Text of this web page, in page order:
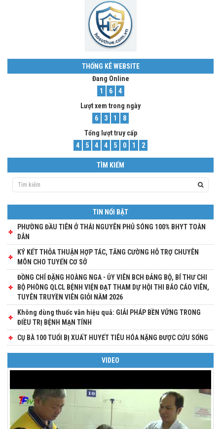
THỐNG KÊ WEBSITE
Đang Online
1
6
4
Lượt xem trong ngày
6
3 1
8
Tổng lượt truy cấp
4
5 4 4 5 0 1 2
TÌM KIẾM
TIN NỔI BẬT
PHƯỜNG ĐẦU TIÊN Ở THÁI NGUYÊN PHỦ SÓNG 100% BHYT TOÀN
DÂN
KÝ KẾT THỎA THUẬN HỢP TÁC, TĂNG CƯỜNG HỖ TRỢ CHUYÊN
MÔN CHO TUYẾN CƠ SỞ
ĐỒNG CHÍ ĐẶNG HOÀNG NGA - ỦY VIÊN BCH ĐẢNG BỘ, BÍ THƯ CHI
BỘ PHÒNG QLCL BỆNH VIỆN ĐẠT THAM DỰ HỘI THI BÁO CÁO VIÊN,
TUYÊN TRUYỀN VIÊN GIỎI NĂM 2026
Không dùng thuốc vẫn hiệu quả: GIẢI PHÁP BỀN VỮNG TRONG
ĐIỀU TRỊ BỆNH MẠN TÍNH
CỤ BÀ 100 TUỔI BỊ XUẤT HUYẾT TIÊU HÓA NẶNG ĐƯỢC CỨU SỐNG
VIDEO